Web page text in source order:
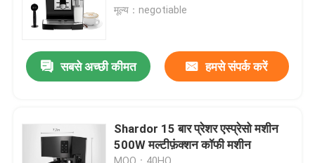
मूल्य：negotiable
सबसे अच्छी कीमत हमसे संपर्क करें
Shardor 15 बार प्रेशर एस्प्रेसो मशीन
500W मल्टीफ़ंक्शन कॉफी मशीन